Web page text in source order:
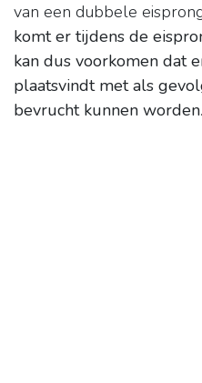
van een dubbele
komt er tijdens de
kan dus voorkomen dat
plaatsvindt met als
bevrucht kunnen worden.